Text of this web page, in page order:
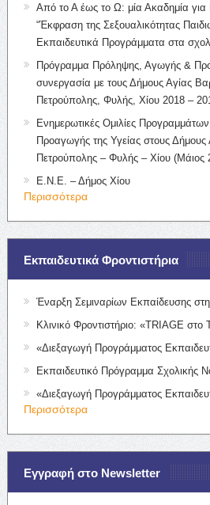
Από το Α έως το Ω: μία Ακαδημία για
“Έκφραση της Σεξουαλικότητας
Εκπαιδευτικά Προγράμματα στα
Πρόγραμμα Πρόληψης, Αγωγής &
συνεργασία με τους Δήμους Αγίας
Πετρούπολης, Φυλής, Χίου 2018 –
Ενημερωτικές Ομιλίες
Προαγωγής της Υγείας στους
Πετρούπολης – Φυλής – Χίου (Μάιος
Ε.Ν.Ε. – Δήμος Χίου
Περισσότερα
Εκπαιδευτικά Φροντιστήρια
Έναρξη Σεμιναρίων Εκπαίδευσης
Κλινικό Φροντιστήριο: «TRIAGE
«Διεξαγωγή Προγράμματος
Εκπαιδευτικό Πρόγραμμα Σχολικής
«Διεξαγωγή Προγράμματος
Περισσότερα
Εγγραφή στο Newsletter